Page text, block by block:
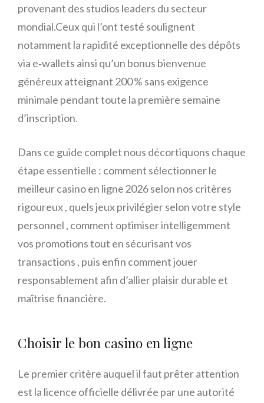
provenant des studios leaders du secteur
mondial.Ceux qui l’ont testé soulignent
notamment la rapidité exceptionnelle des dépôts
via e‑wallets ainsi qu’un bonus bienvenue
généreux atteignant 200 % sans exigence
minimale pendant toute la première semaine
d’inscription.​
Dans ce guide complet nous décortiquons chaque
étape essentielle : comment sélectionner le
meilleur casino en ligne 2026 selon nos critères
rigoureux , quels jeux privilégier selon votre style
personnel , comment optimiser intelligemment
vos promotions tout en sécurisant vos
transactions , puis enfin comment jouer
responsablement afin d’allier plaisir durable et
maîtrise financière.
Choisir le bon casino en ligne
Le premier critère auquel il faut prêter attention
est la licence officielle délivrée par une autorité